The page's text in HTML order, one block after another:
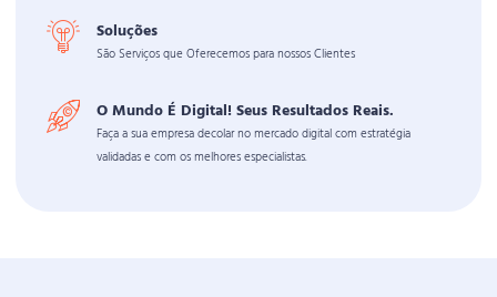
Soluções
São Serviços que Oferecemos para nossos Clientes
O Mundo É Digital! Seus Resultados Reais.
Faça a sua empresa decolar no mercado digital com estratégia
validadas e com os melhores especialistas.